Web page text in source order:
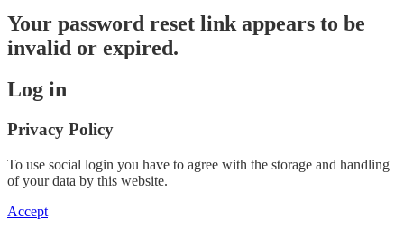
Your password reset link appears to be
invalid or expired.
Log in
Privacy Policy
To use social login you have to agree with the storage and handling
of your data by this website.
Accept